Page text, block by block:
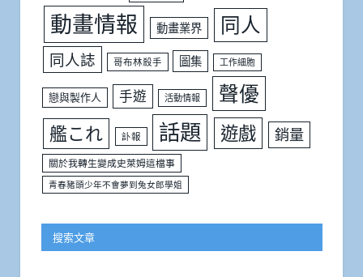
動畫情報 動畫業界 同人
同人誌 哥布林殺手 圖集 工作細胞
戀與製作人 手遊 活動情報 聲優
艦これ 訃報 話題 遊戲 銷量
關於我轉生變成史萊姆這檔事
青春豬頭少年不會夢到兔女郎學姐
搜索文章